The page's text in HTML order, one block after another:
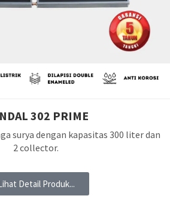
302 PRIME
surya dengan kapasitas 300 liter dan
2 collector.
Detail Produk...